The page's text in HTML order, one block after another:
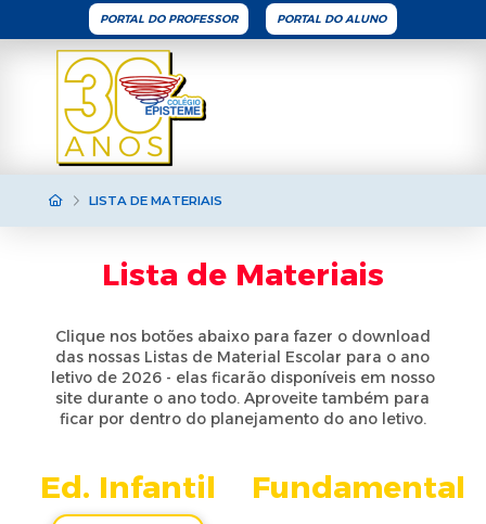
PORTAL DO PROFESSOR PORTAL DO ALUNO
HOMELISTA DE MATERIAIS
Lista de Materiais
Clique nos botões abaixo para fazer o download
das nossas Listas de Material Escolar para o ano
letivo de 2026 - elas ficarão disponíveis em nosso
site durante o ano todo. Aproveite também para
ficar por dentro do planejamento do ano letivo.
Ed. Infantil
Fundamental